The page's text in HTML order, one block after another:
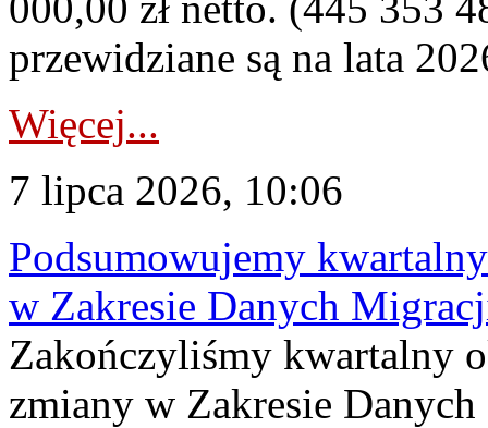
przewidziane są na lata
Więcej...
7 lipca 2026, 10:06
Podsumowujemy
w Zakresie Danych
Zakończyliśmy kwartalny
zmiany w Zakresie